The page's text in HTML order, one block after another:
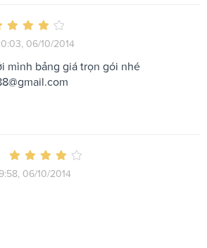
06/10/2014
mình bảng giá trọn gói nhé
06/10/2014